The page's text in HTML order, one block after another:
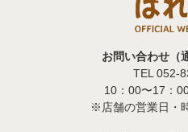
お問い合わせ（
TEL 052-
10：00〜17：
※店舗の営業日・